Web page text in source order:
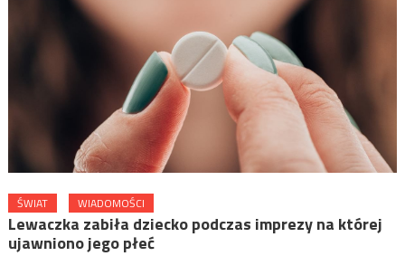
ŚWIAT WIADOMOŚCI
Lewaczka zabiła dziecko podczas imprezy na której
ujawniono jego płeć